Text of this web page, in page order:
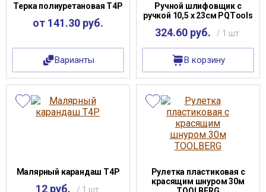
Терка полиуретановая Т4Р
от 141.30 руб.
Варианты
Ручной шлифовщик с
ручкой 10,5 х 23см PQТools
324.60 руб. / 1 шт.
В корзину
Малярный карандаш Т4Р
12 руб. / 1 шт.
Рулетка пластиковая с
красящим шнуром 30м